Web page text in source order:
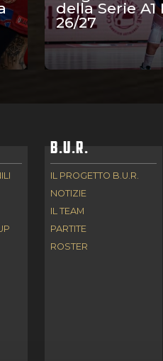
della Serie
26/27
B.U.R.
IL PROGETTO B.U.R.
NOTIZIE
IL TEAM
PARTITE
ROSTER